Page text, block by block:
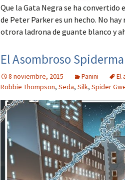
Que la Gata Negra se ha convertido
de Peter Parker es un hecho. No
otrora ladrona de guante blanco y
El Asombroso
8 noviembre, 2015 Panini El
Robbie Thompson, Seda, Silk, Spider